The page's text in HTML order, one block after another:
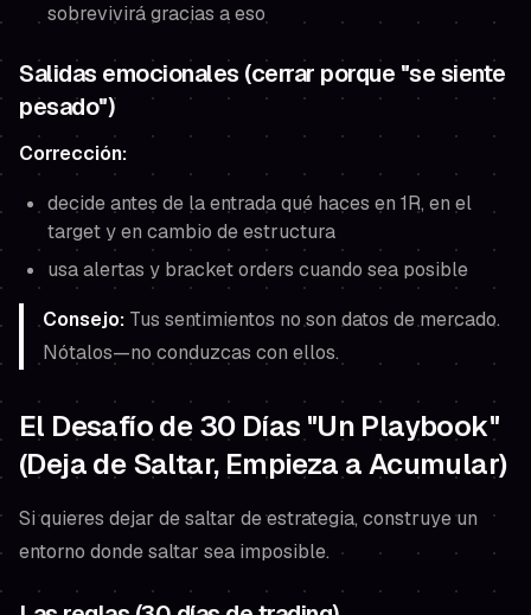
sobrevivirá gracias a eso
Salidas emocionales (cerrar porque "se siente
pesado")
Corrección:
decide antes de la entrada qué haces en 1R, en el
target y en cambio de estructura
usa alertas y bracket orders cuando sea posible
Consejo: Tus sentimientos no son datos de mercado.
Nótalos—no conduzcas con ellos.
El Desafío de 30 Días "Un Playbook"
(Deja de Saltar, Empieza a Acumular)
Si quieres dejar de saltar de estrategia, construye un
entorno donde saltar sea imposible.